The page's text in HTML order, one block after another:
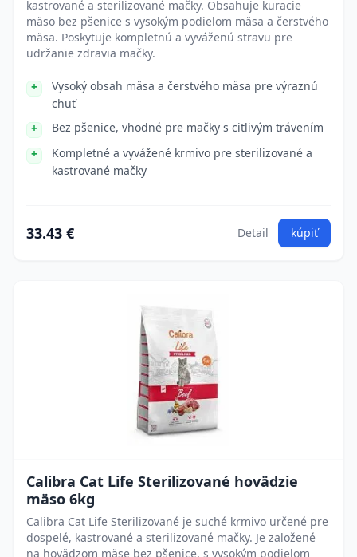
kastrované a sterilizované mačky. Obsahuje kuracie
mäso bez pšenice s vysokým podielom mäsa a čerstvého
mäsa. Poskytuje kompletnú a vyváženú stravu pre
udržanie zdravia mačky.
Vysoký obsah mäsa a čerstvého mäsa pre výraznú
chuť
Bez pšenice, vhodné pre mačky s citlivým trávením
Kompletné a vyvážené krmivo pre sterilizované a
kastrované mačky
33.43 € Detail kúpiť
Calibra Cat Life Sterilizované hovädzie
mäso 6kg
Calibra Cat Life Sterilizované je suché krmivo určené pre
dospelé, kastrované a sterilizované mačky. Je založené
na hovädzom mäse bez pšenice, s vysokým podielom